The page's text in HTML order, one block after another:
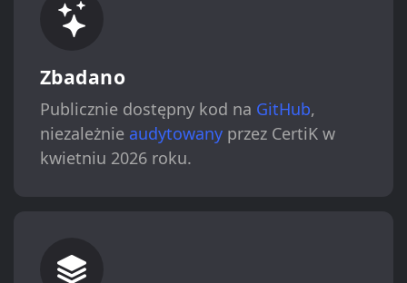
Zbadano
Publicznie dostępny kod na GitHub,
niezależnie audytowanyprzez CertiK w
kwietniu 2026 roku.